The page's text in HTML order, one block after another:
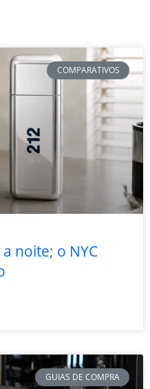
COMPARATIVOS
noite; o NYC
GUIAS DE COMPRA